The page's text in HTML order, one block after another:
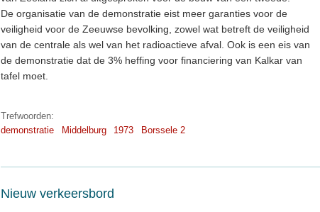
De organisatie van de demonstratie eist meer garanties voor de
veiligheid voor de Zeeuwse bevolking, zowel wat betreft de veiligheid
van de centrale als wel van het radioactieve afval. Ook is een eis van
de demonstratie dat de 3% heffing voor financiering van Kalkar van
tafel moet.
Trefwoorden:
demonstratie
Middelburg 1973 Borssele 2
Nieuw verkeersbord